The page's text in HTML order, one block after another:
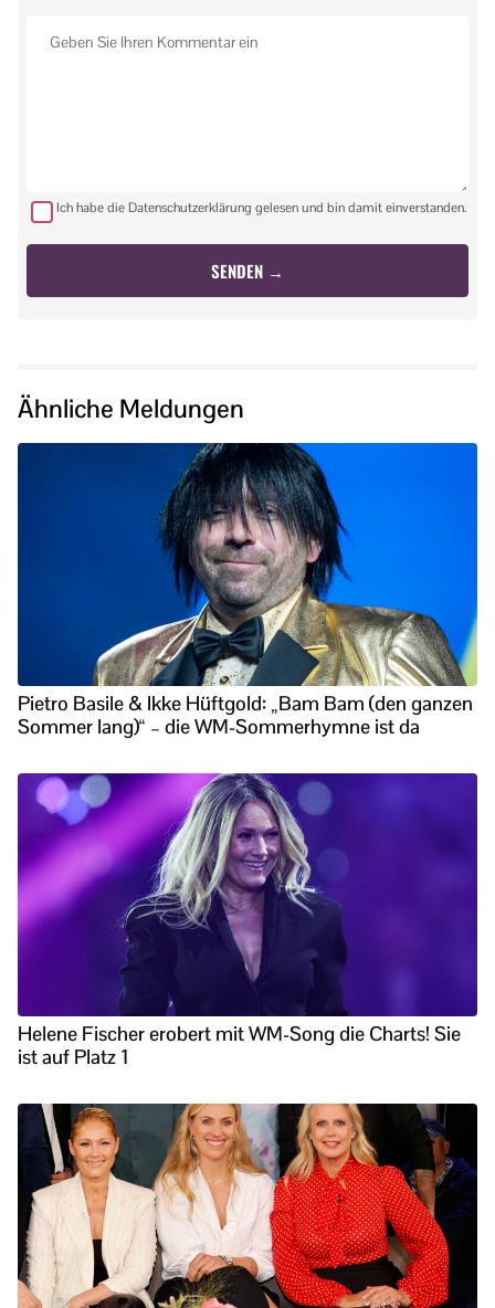
Ich habe die Datenschutzerklärung gelesen und bin damit einverstanden.
Ähnliche Meldungen
Pietro Basile & Ikke Hüftgold: „Bam Bam (den ganzen
Sommer lang)“ – die WM-Sommerhymne ist da
Helene Fischer erobert mit WM-Song die Charts! Sie
ist auf Platz 1